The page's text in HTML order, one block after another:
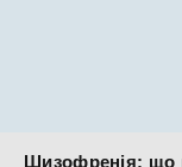
Шизофренія: що